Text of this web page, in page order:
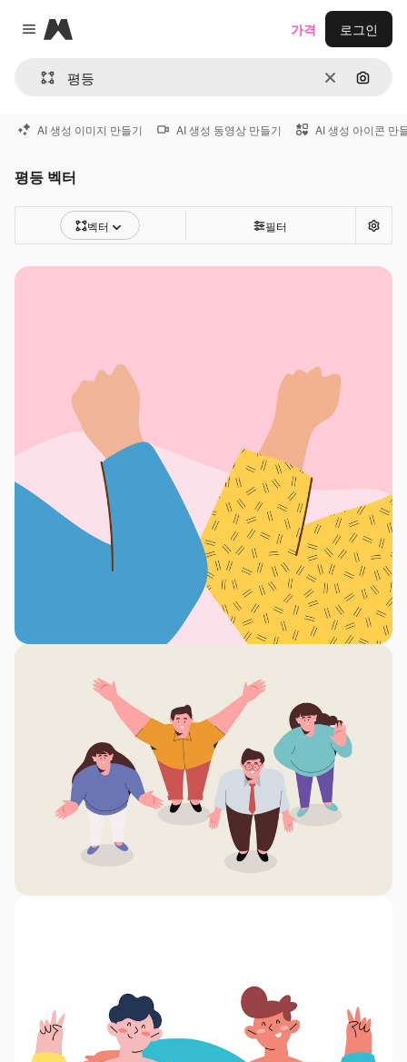
Close menu
Magnific
지우기이미지
가격 로그인
AI 생성 이미지 만들기 AI 생성 동영상 만들기 AI 생성 아이콘 만
평등 벡터
벡터 필터